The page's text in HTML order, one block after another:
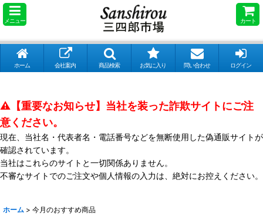
メニュー カート
ホーム 会社案内 商品検索 お気に入り 問い合わせ ログイン
⚠️【重要なお知らせ】当社を装った詐欺サイトにご注
意ください。
現在、当社名・代表者名・電話番号などを無断使用した偽通販サイトが
確認されています。
当社はこれらのサイトと一切関係ありません。
不審なサイトでのご注文や個人情報の入力は、絶対にお控えください。
ホーム > 今月のおすすめ商品